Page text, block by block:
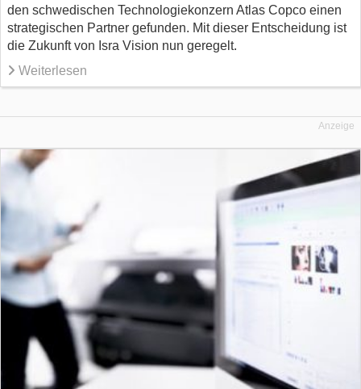
den schwedischen Technologiekonzern Atlas Copco einen
strategischen Partner gefunden. Mit dieser Entscheidung ist
die Zukunft von Isra Vision nun geregelt.
Weiterlesen
Anzeige